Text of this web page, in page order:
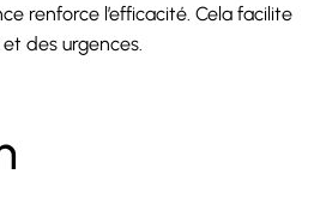
renforce l’efficacité. Cela facilite
des urgences.